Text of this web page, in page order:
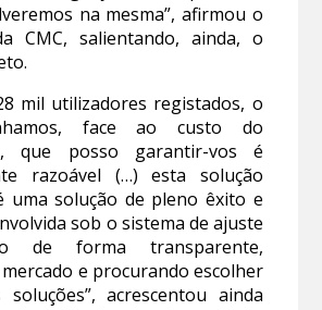
na mesma”, afirmou o
CMC, salientando, ainda, o
mil utilizadores registados, o
face ao custo do
que posso garantir-vos é
razoável (…) esta solução
uma solução de pleno êxito e
sob o sistema de ajuste
de forma transparente,
e procurando escolher
acrescentou ainda